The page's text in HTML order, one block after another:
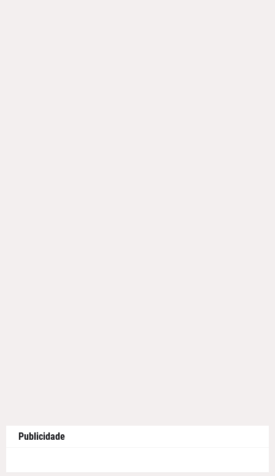
Publicidade